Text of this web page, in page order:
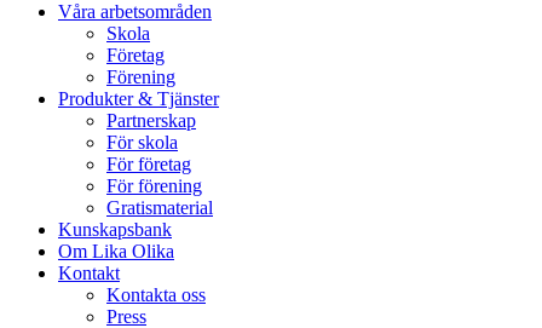
Våra arbetsområden
Skola
Företag
Förening
Produkter & Tjänster
Partnerskap
För skola
För företag
För förening
Gratismaterial
Kunskapsbank
Om Lika Olika
Kontakt
Kontakta oss
Press